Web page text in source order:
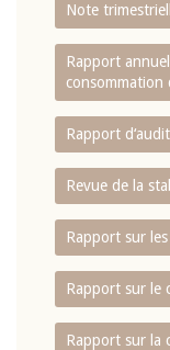
Note
Rapport
consommation
Rapport
Revue de la
Rapport sur
Rapport sur le
Rapport sur la